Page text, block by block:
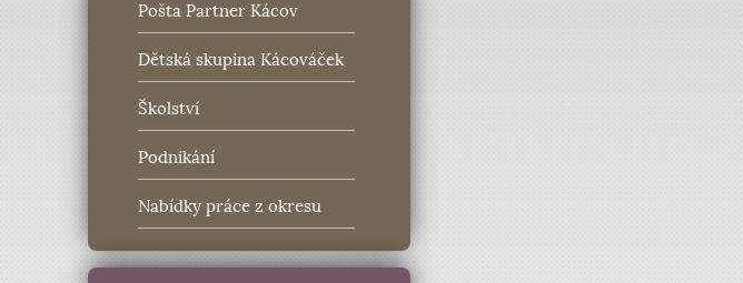
Pošta Partner Kácov
Dětská skupina Kácováček
Školství
Podnikání
Nabídky práce z okresu